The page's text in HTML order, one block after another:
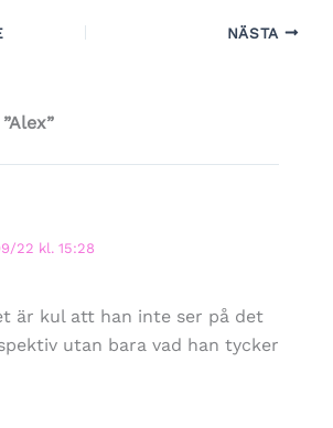
NÄSTA
22 kl. 15:28
är kul att han inte ser på det
utan bara vad han tycker